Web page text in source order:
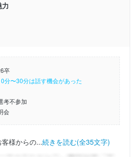
卒
分〜30分は話す機会があった
考不参加
会
様からの...続きを読む(全35文字)